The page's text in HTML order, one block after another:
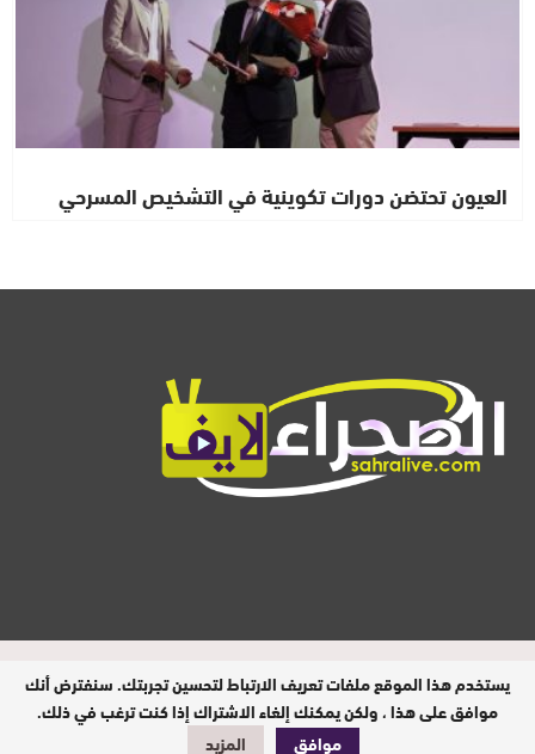
العيون تحتضن دورات تكوينية في التشخيص المسرحي
المدير المسؤول : ابيبك المحفوظ / جميع
الحقوق محفوظة © 2026
تصميم وبرمجة
يستخدم هذا الموقع ملفات تعريف الارتباط لتحسين تجربتك. سنفترض أنك
موافق على هذا ، ولكن يمكنك إلغاء الاشتراك إذا كنت ترغب في ذلك.
موافق
المزيد